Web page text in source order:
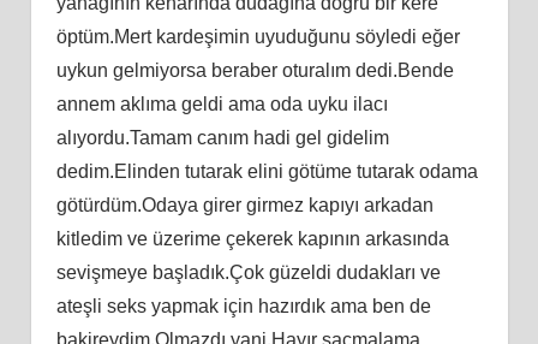
öptüm.Mert kardeşimin uyuduğunu söyledi eğer
uykun gelmiyorsa beraber oturalım dedi.Bende
annem aklıma geldi ama oda uyku ilacı
alıyordu.Tamam canım hadi gel gidelim
dedim.Elinden tutarak elini götüme tutarak odama
götürdüm.Odaya girer girmez kapıyı arkadan
kitledim ve üzerime çekerek kapının arkasında
sevişmeye başladık.Çok güzeldi dudakları ve
ateşli seks yapmak için hazırdık ama ben de
bakireydim.Olmazdı yani.Hayır saçmalama